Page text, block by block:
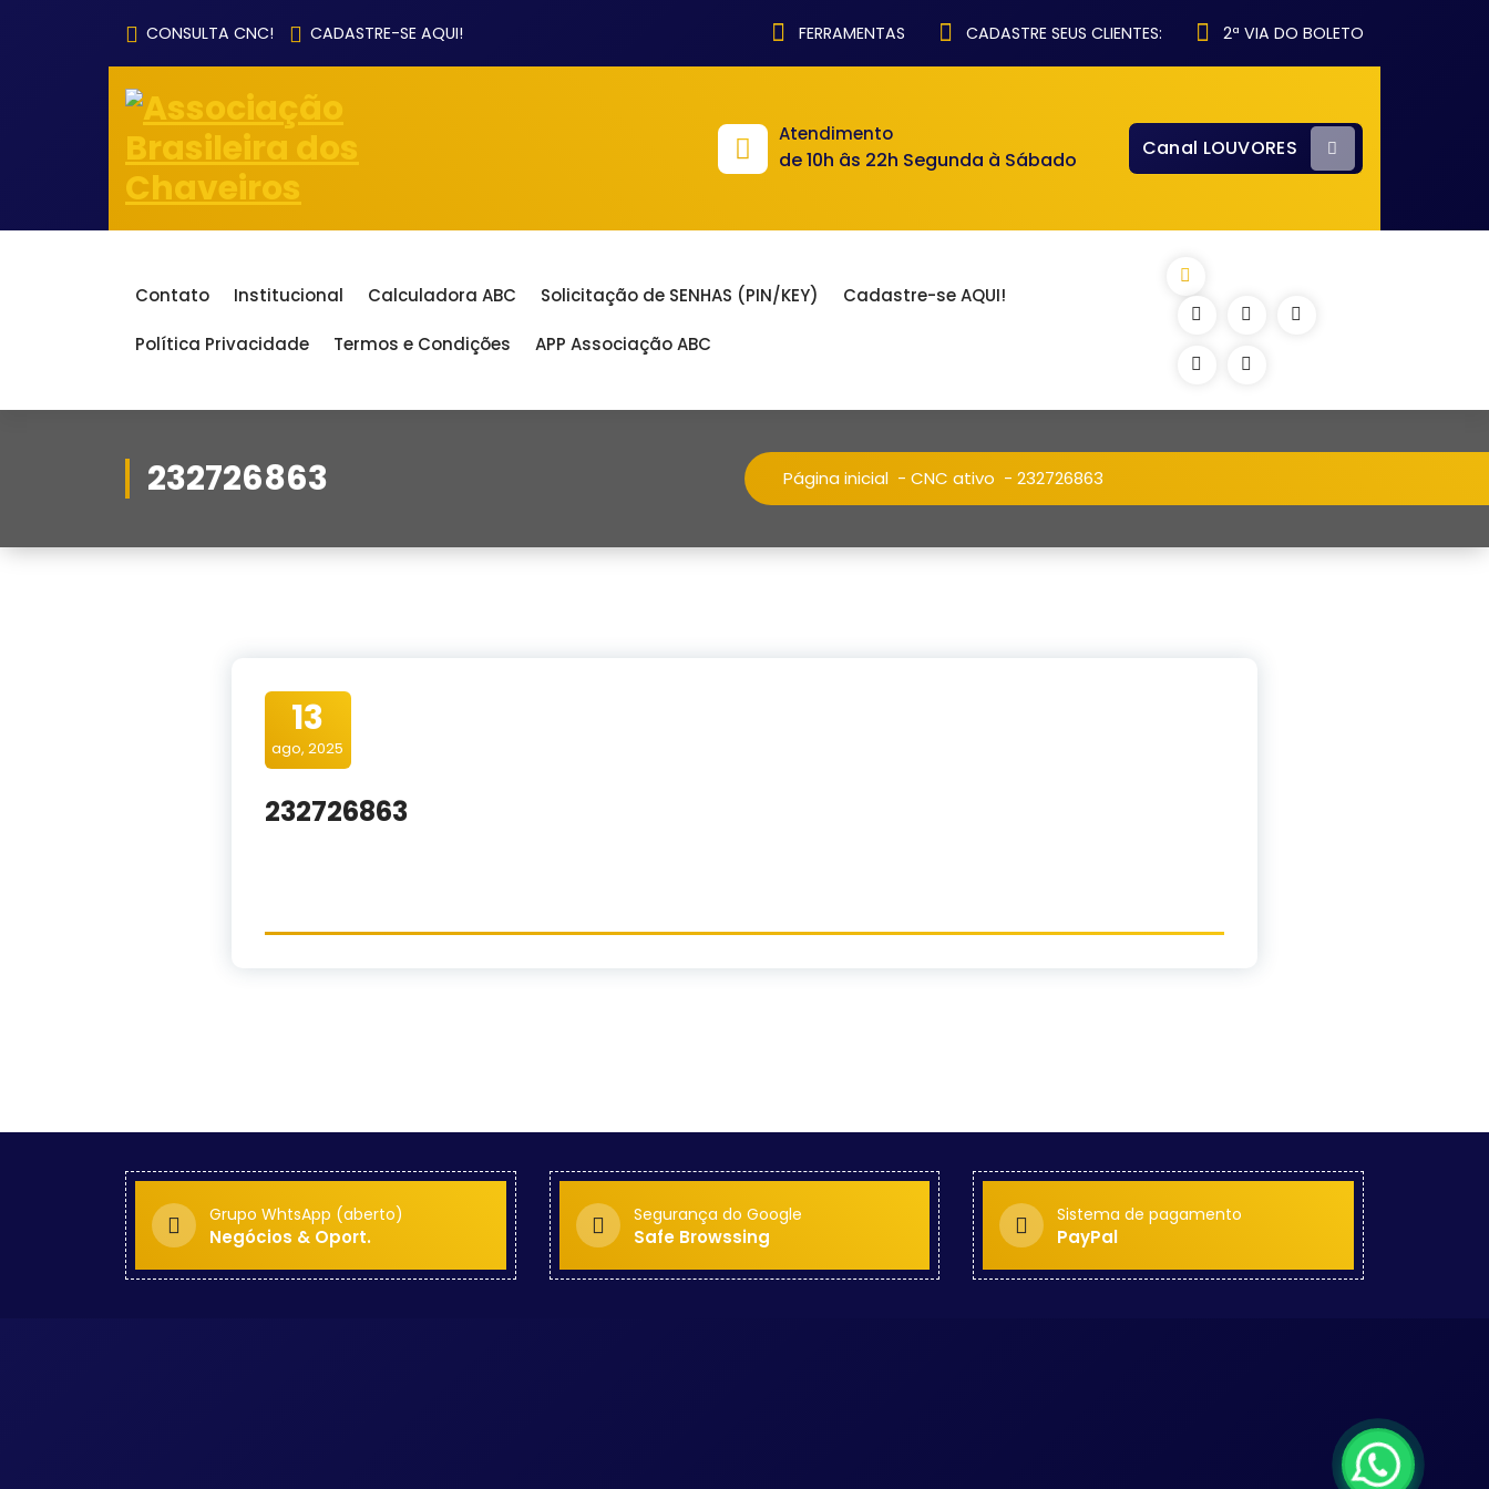
CONSULTA CNC! CADASTRE-SE AQUI! FERRAMENTAS CADASTRE SEUS CLIENTES: 2ª VIA DO BOLETO
Atendimento
de 10h âs 22h Segunda à Sábado Canal LOUVORES
Contato Institucional Calculadora ABC Solicitação de SENHAS (PIN/KEY) Cadastre-se AQUI!
Política Privacidade Termos e Condições APP Associação ABC
232726863 Página inicial - CNC ativo - 232726863
13
ago, 2025
232726863
Grupo WhtsApp (aberto)
Negócios & Oport.
Segurança do Google
Safe Browssing
Sistema de pagamento
PayPal